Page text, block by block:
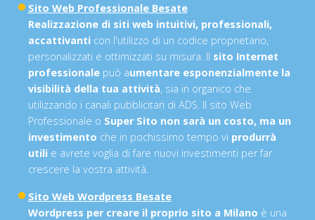
Sito Web Professionale Besate
Realizzazione di siti web intuitivi, professionali,
accattivanticon l'utilizzo di un codice proprietario,
personalizzati e ottimizzati su misura. Il sito Internet
professionalepuò aumentare esponenzialmente la
visibilità della tua attività, sia in organico che
utilizzando i canali pubblicitari di ADS. Il sito Web
Professionale o Super Sito non sarà un costo, ma un
investimento che in pochissimo tempo vi produrrà
utili e avrete voglia di fare nuovi investimenti per far
crescere la vostra attività.
Sito Web Wordpress Besate
Wordpress per creare il proprio sito a Milano è una